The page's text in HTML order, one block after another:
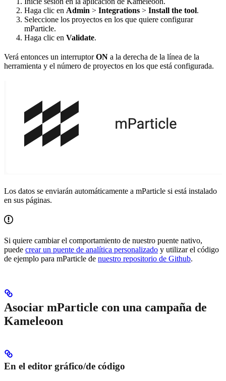
Haga clic en Admin > Integrations > Install the tool.
Seleccione los proyectos en los que quiere configurar
mParticle.
Haga clic en Validate.
Verá entonces un interruptorON a la derecha de la línea de la
herramienta y el número de proyectos en los que está configurada.
Los datos se enviarán automáticamente a mParticle si está instalado
en sus páginas.
Si quiere cambiar el comportamiento de nuestro puente nativo,
puede crear un puente de analítica personalizado y utilizar el código
de ejemplo para mParticle de nuestro repositorio de Github.
Asociar mParticle con una campaña de
Kameleoon
En el editor gráfico/de código